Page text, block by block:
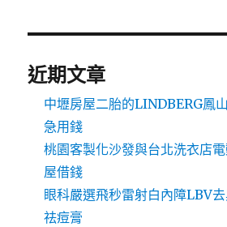
近期文章
中壢房屋二胎的LINDBERG鳳
急用錢
桃園客製化沙發與台北洗衣店
屋借錢
眼科嚴選飛秒雷射白內障LBV
祛痘膏